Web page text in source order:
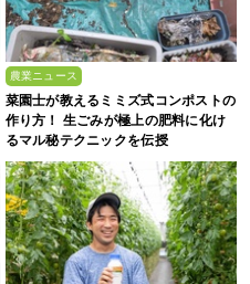
農業ニュース
菜園士が教えるミミズ式コンポストの
作り方！ 生ごみが極上の肥料に化け
るマル秘テクニックを伝授